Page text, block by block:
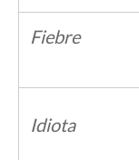
Fiebre
Idiota